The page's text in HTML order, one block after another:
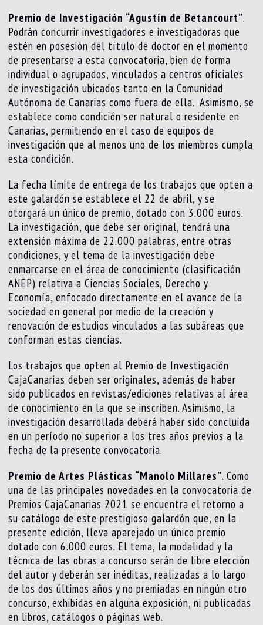
Premio de Investigación “Agustín de Betancourt”.
Podrán concurrir investigadores e investigadoras que
estén en posesión del título de doctor en el momento
de presentarse a esta convocatoria, bien de forma
individual o agrupados, vinculados a centros oficiales
de investigación ubicados tanto en la Comunidad
Autónoma de Canarias como fuera de ella. Asimismo, se
establece como condición ser natural o residente en
Canarias, permitiendo en el caso de equipos de
investigación que al menos uno de los miembros cumpla
esta condición.
La fecha límite de entrega de los trabajos que opten a
este galardón se establece el 22 de abril, y se
otorgará un único de premio, dotado con 3.000 euros.
La investigación, que debe ser original, tendrá una
extensión máxima de 22.000 palabras, entre otras
condiciones, y el tema de la investigación debe
enmarcarse en el área de conocimiento (clasificación
ANEP) relativa a Ciencias Sociales, Derecho y
Economía, enfocado directamente en el avance de la
sociedad en general por medio de la creación y
renovación de estudios vinculados a las subáreas que
conforman estas ciencias.
Los trabajos que opten al Premio de Investigación
CajaCanarias deben ser originales, además de haber
sido publicados en revistas/ediciones relativas al área
de conocimiento en la que se inscriben. Asimismo, la
investigación desarrollada deberá haber sido concluida
en un período no superior a los tres años previos a la
fecha de la presente convocatoria.
Premio de Artes Plásticas “Manolo Millares”. Como
una de las principales novedades en la convocatoria de
Premios CajaCanarias 2021 se encuentra el retorno a
su catálogo de este prestigioso galardón que, en la
presente edición, lleva aparejado un único premio
dotado con 6.000 euros. El tema, la modalidad y la
técnica de las obras a concurso serán de libre elección
del autor y deberán ser inéditas, realizadas a lo largo
de los dos últimos años y no premiadas en ningún otro
concurso, exhibidas en alguna exposición, ni publicadas
en libros, catálogos o páginas web.